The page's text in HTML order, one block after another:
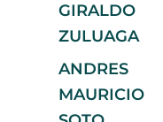
GIRALDO
ZULUAGA
ANDRES
MAURICIO